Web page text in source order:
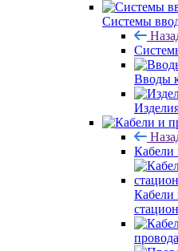
Системы
Вводы
Кабели
Кабели